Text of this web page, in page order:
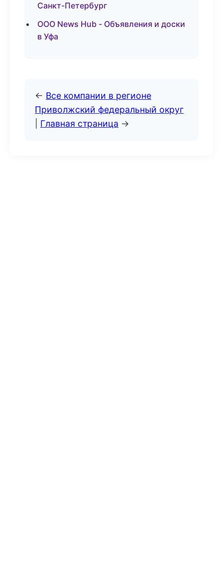
Санкт-Петербург
ООО News Hub - Объявления и доски
в Уфа
← Все компании в регионе
Приволжский федеральный округ
Главная страница →